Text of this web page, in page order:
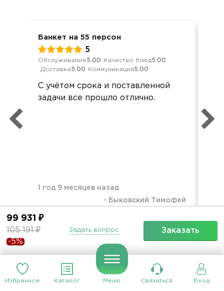
Избранное Каталог Меню Связаться Вход
99 931 ₽
105 191 ₽
-5%
Заказать
Задать вопрос
Банкет на 55 персон
5
Обслуживание5.00 Качество блюд5.00
Доставка5.00 Коммуникация5.00
С учётом срока и поставленной
задачи все прошло отлично.
1 год 9 месяцев назад
- Быковский Тимофей
Все отзывы